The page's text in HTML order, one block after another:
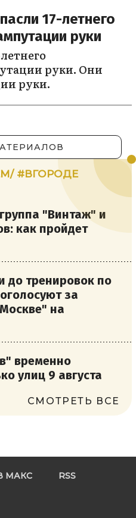
17-летнего
руки
руки. Они
руки.
#ВГОРОДЕ
"Винтаж" и
как пройдет
до тренировок по
за
на
временно
улиц 9 августа
СМОТРЕТЬ ВСЕ
МАКС RSS